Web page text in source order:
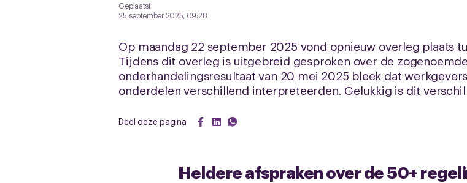
Geplaatst
25 september 2025, 09:28
Op maandag 22 september 2025 vond opnieuw overleg plaats
Tijdens dit overleg is uitgebreid gesproken over de
onderhandelingsresultaat van 20 mei 2025 bleek dat
onderdelen verschillend interpreteerden. Gelukkig is dit
Deel deze pagina
Heldere afspraken over de 50+